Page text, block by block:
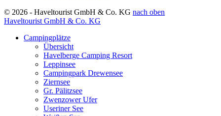
© 2026 - Haveltourist GmbH & Co. KG nach oben
Haveltourist GmbH & Co. KG
Campingplätze
Übersicht
Havelberge Camping Resort
Leppinsee
Campingpark Drewensee
Ziernsee
Gr. Pälitzsee
Zwenzower Ufer
Useriner See